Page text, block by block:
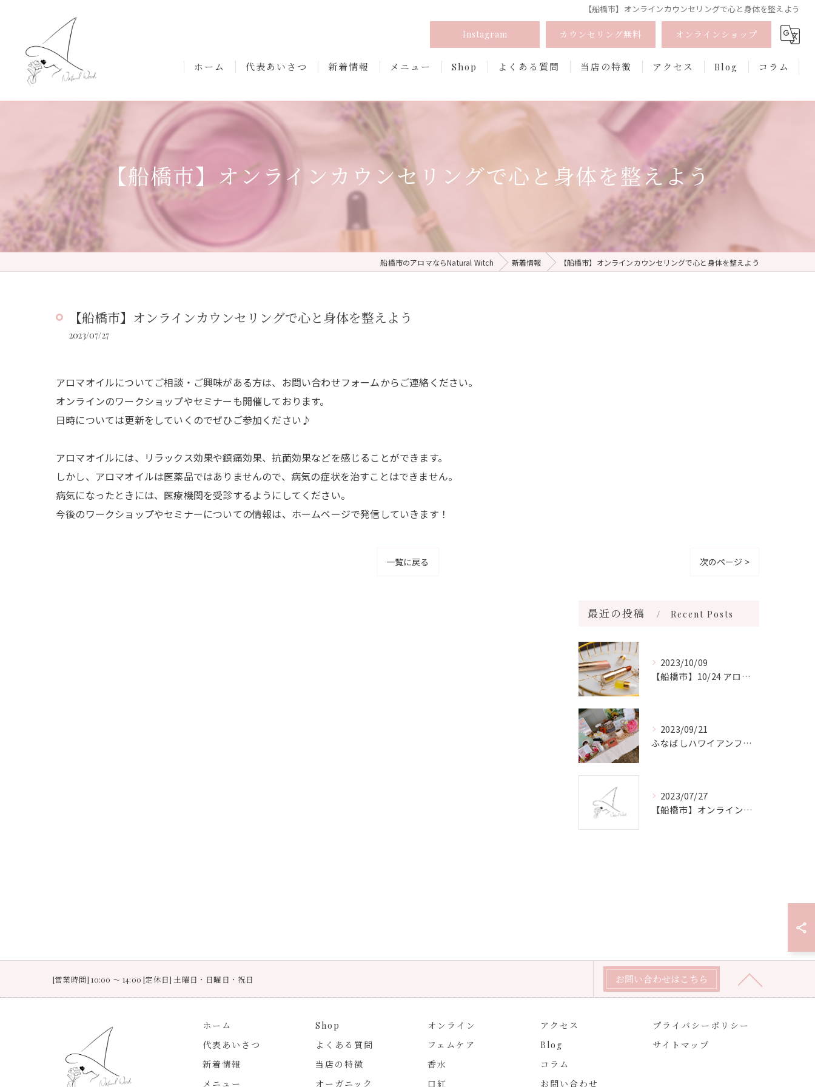
【船橋市】オンラインカウンセリングで心と身体を整えよう
Instagram カウンセリング無料 オンラインショップ
ホーム 代表あいさつ 新着情報 メニュー Shop よくある質問 当店の特徴
オンライン
フェムケア
口紅
アクセス Blog コラム
【船橋市】オンラインカウンセリングで心と身体を整えよう
船橋市のアロマならNatural Witch 新着情報 【船橋市】オンラインカウンセリングで心と身体を整えよう
【船橋市】オンラインカウンセリングで心と身体を整えよう
2023/07/27
アロマオイルについてご相談・ご興味がある方は、お問い合わせフォームからご連絡ください。
オンラインのワークショップやセミナーも開催しております。
日時については更新をしていくのでぜひご参加ください♪
アロマオイルには、リラックス効果や鎮痛効果、抗菌効果などを感じることができます。
しかし、アロマオイルは医薬品ではありませんので、病気の症状を治すことはできません。
病気になったときには、医療機関を受診するようにしてください。
今後のワークショップやセミナーについての情報は、ホームページで発信していきます！
一覧に戻る 次のページ >
最近の投稿 Recent Posts
2023/10/09
【船橋市】10/24 アロマde口紅ワークショップ💄開催します♡
2023/09/21
ふなばしハワイアンフェスティバルにアロマブースを出展させて頂きました🌺
2023/07/27
【船橋市】オンラインカウンセリングで心と身体を整えよう
[営業時間] 10:00 〜 14:00 [定休日] 土曜日・日曜日・祝日 お問い合わせはこちら
ホーム
代表あいさつ
新着情報
メニュー
Shop
よくある質問
当店の特徴
オーガニック
オンライン
フェムケア
香水
口紅
アクセス
Blog
コラム
お問い合わせ
プライバシーポリシー
サイトマップ